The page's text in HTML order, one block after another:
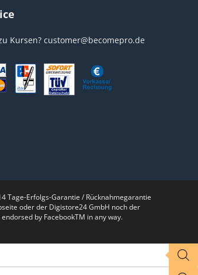
Kursen?customer@becomepro.de
Tage-Erfolgs-Garantie / Rücknahmegarantie
oder der Digistore24 GmbH noch der
by FacebookTM in any way.